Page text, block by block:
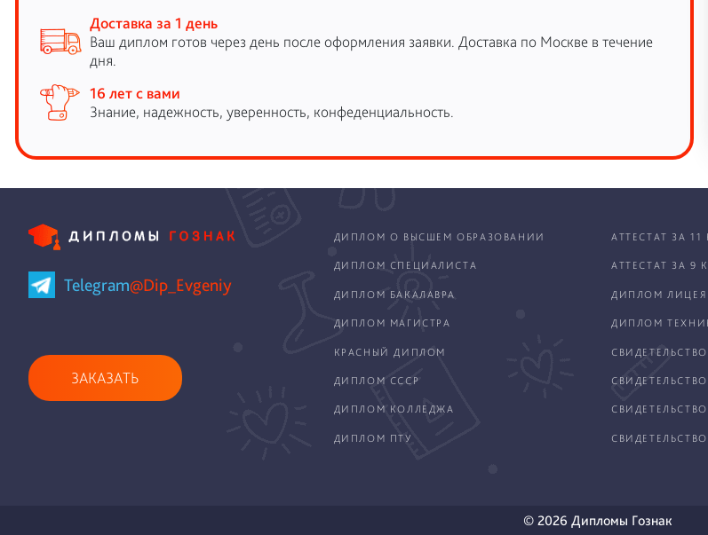
Доставка за 1 день
Ваш диплом готов через день после оформления заявки. Доставка по Москве в течение
дня.
16 лет с вами
Знание, надежность, уверенность, конфеденциальность.
Telegram@Dip_Evgeniy
ЗАКАЗАТЬ
ДИПЛОМ О ВЫСШЕМ ОБРАЗОВАНИИ АТТЕСТАТ ЗА 11
ДИПЛОМ СПЕЦИАЛИСТА АТТЕСТАТ ЗА 9
ДИПЛОМ БАКАЛАВРА ДИПЛОМ ЛИЦЕЯ
ДИПЛОМ МАГИСТРА ДИПЛОМ
КРАСНЫЙ ДИПЛОМ
ДИПЛОМ СССР
ДИПЛОМ КОЛЛЕДЖА
ДИПЛОМ ПТУ
© 2026 Дипломы Гознак